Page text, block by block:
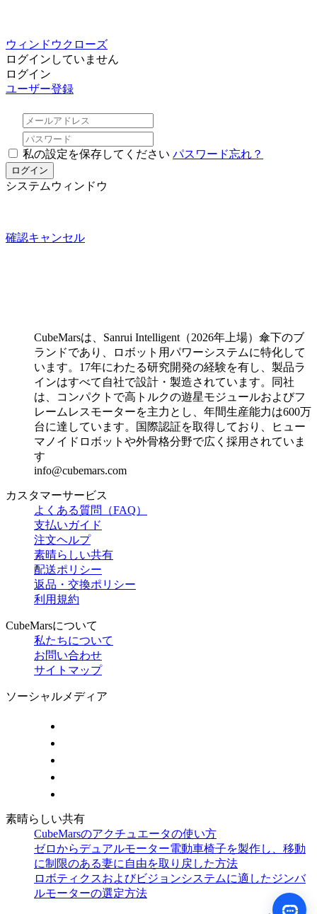
ウィンドウクローズ
ログインしていません
ログイン
ユーザー登録
私の設定を保存してください パスワード忘れ？
システムウィンドウ
確認キャンセル
CubeMarsは、Sanrui Intelligent（2026年上場）傘下のブ
ランドであり、ロボット用パワーシステムに特化して
います。17年にわたる研究開発の経験を有し、製品ラ
インはすべて自社で設計・製造されています。同社
は、コンパクトで高トルクの遊星モジュールおよびフ
レームレスモーターを主力とし、年間生産能力は600万
台に達しています。国際認証を取得しており、ヒュー
マノイドロボットや外骨格分野で広く採用されていま
す
info@cubemars.com
カスタマーサービス
よくある質問（FAQ）
支払いガイド
注文ヘルプ
素晴らしい共有
配送ポリシー
返品・交換ポリシー
利用規約
CubeMarsについて
私たちについて
お問い合わせ
サイトマップ
ソーシャルメディア
素晴らしい共有
CubeMarsのアクチュエータの使い方
ゼロからデュアルモーター電動車椅子を製作し、移動
に制限のある妻に自由を取り戻した方法
ロボティクスおよびビジョンシステムに適したジンバ
ルモーターの選定方法